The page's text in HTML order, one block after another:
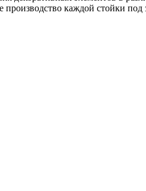
каждой стойки под